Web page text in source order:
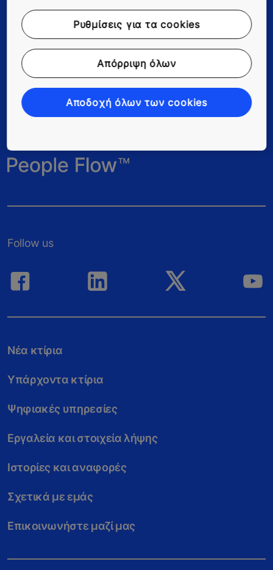
Επικοινωνήστε μαζί μας
Eργάζοντας στην ΚΟΝΕ
Για Προμηθευτές
Follow us
Νέα κτίρια
Υπάρχοντα κτίρια
Ψηφιακές υπηρεσίες
Εργαλεία και στοιχεία λήψης
Ιστορίες και αναφορές
Σχετικά με εμάς
Επικοινωνήστε μαζί μας
Ρυθμίσεις για τα cookies
Απόρριψη όλων
Αποδοχή όλων των cookies